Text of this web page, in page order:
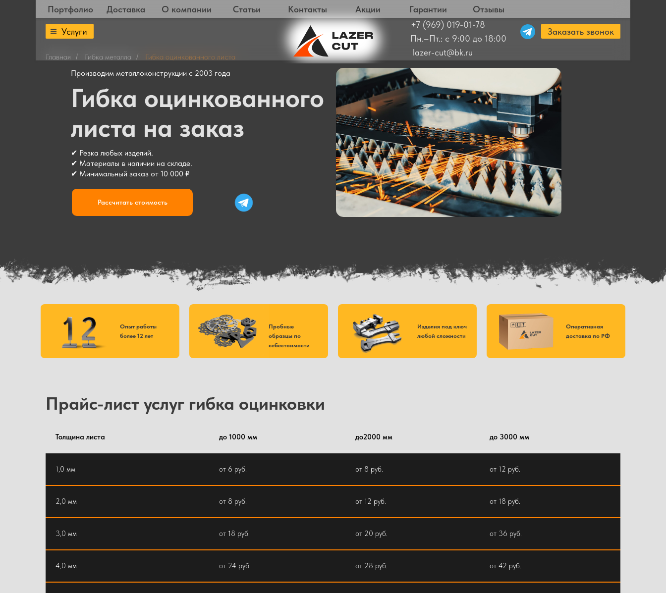
Заказать звонок
Портфолио Доставка О компании Статьи
Контакты
+7 (969) 019-01-78
Пн.–Пт.: с 9:00 до 18:00
Услуги
Акции Гарантии
lazer-cut@bk.ru
Отзывы
Главная / Гибка металла / Гибка оцинкованного листа
Гибка оцинкованного
листа на заказ
✔ Резка любых изделий.
✔ Материалы в наличии на складе.
✔ Минимальный заказ от 10 000 ₽
Производим металлоконструкции с 2003 года
Рассчитать стоимость
Оперативная
доставка по РФ
Изделия под ключ
любой сложности
Пробные
образцы по
себестоимости
Опыт работы
более 12 лет
Прайс-лист услуг гибка оцинковки
Толщина листа до 1000 мм до2000 мм до 3000 мм
1,0 мм от 6 руб. от 8 руб. от 12 руб.
2,0 мм от 8 руб. от 12 руб. от 18 руб.
3,0 мм от 18 руб. от 20 руб. от 36 руб.
4,0 мм от 24 руб от 28 руб. от 42 руб.